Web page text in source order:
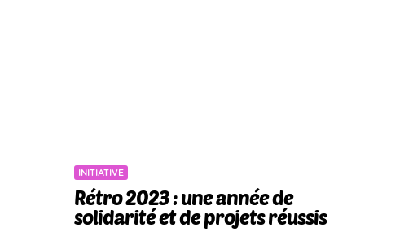
INITIATIVE
Rétro 2023 : une année de
solidarité et de projets réussis